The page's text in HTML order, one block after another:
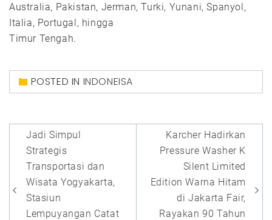
Australia, Pakistan, Jerman, Turki, Yunani, Spanyol,
Italia, Portugal, hingga
Timur Tengah.
POSTED IN INDONEISA
Post
navigation
Jadi Simpul
Strategis
Transportasi dan
Wisata Yogyakarta,
Stasiun
Lempuyangan Catat
Karcher Hadirkan
Pressure Washer K
Silent Limited
Edition Warna Hitam
di Jakarta Fair,
Rayakan 90 Tahun